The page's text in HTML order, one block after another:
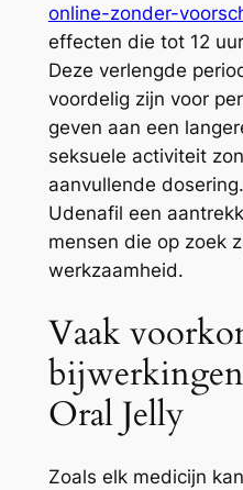
online-zonder-
effecten die tot 12
Deze verlengde
voordelig zijn voor
geven aan een
seksuele activiteit
aanvullende
Udenafil een
mensen die op zoek
werkzaamheid.
Vaak
Oral Jelly
Zoals elk medicijn